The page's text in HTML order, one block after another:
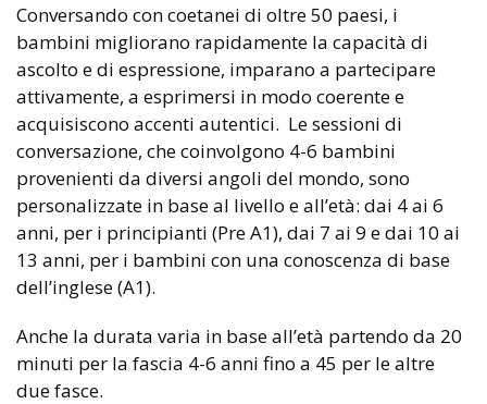
Conversando con coetanei di oltre 50 paesi, i
bambini migliorano rapidamente la capacità di
ascolto e di espressione, imparano a partecipare
attivamente, a esprimersi in modo coerente e
acquisiscono accenti autentici. Le sessioni di
conversazione, che coinvolgono 4-6 bambini
provenienti da diversi angoli del mondo, sono
personalizzate in base al livello e all’età: dai 4 ai 6
anni, per i principianti (Pre A1), dai 7 ai 9 e dai 10 ai
13 anni, per i bambini con una conoscenza di base
dell’inglese (A1).
Anche la durata varia in base all’età partendo da 20
minuti per la fascia 4-6 anni fino a 45 per le altre
due fasce.